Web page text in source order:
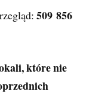
509 856
które nie